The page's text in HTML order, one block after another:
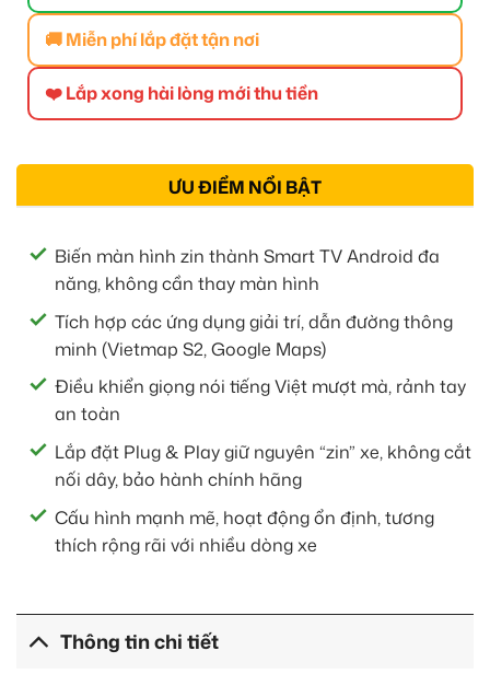
🚚 Miễn phí lắp đặt tận nơi
❤️ Lắp xong hài lòng mới thu tiền
ƯU ĐIỂM NỔI BẬT
Biến màn hình zin thành Smart TV Android đa
năng, không cần thay màn hình
Tích hợp các ứng dụng giải trí, dẫn đường thông
minh (Vietmap S2, Google Maps)
Điều khiển giọng nói tiếng Việt mượt mà, rảnh tay
an toàn
Lắp đặt Plug & Play giữ nguyên “zin” xe, không cắt
nối dây, bảo hành chính hãng
Cấu hình mạnh mẽ, hoạt động ổn định, tương
thích rộng rãi với nhiều dòng xe
Thông tin chi tiết